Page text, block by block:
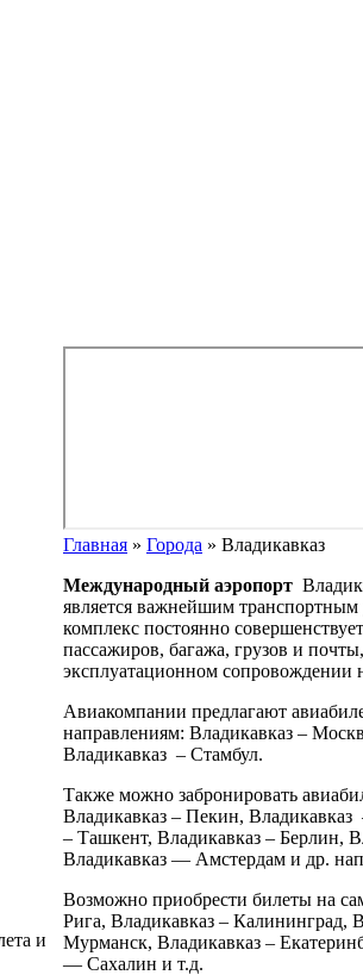
и
Главная » Города » Владикавказ
Международный аэропорт
является важнейшим
комплекс постоянно
пассажиров, багажа, грузов и
эксплуатационном сопровождении
Авиакомпании предлагают
направлениям: Владикавказ –
Владикавказ – Стамбул.
Также можно забронировать
Владикавказ – Пекин, Владикавказ
– Ташкент, Владикавказ – Берлин,
Владикавказ — Амстердам и др.
Возможно приобрести билеты на
Рига, Владикавказ – Калининград,
Мурманск, Владикавказ –
— Сахалин и т.д.